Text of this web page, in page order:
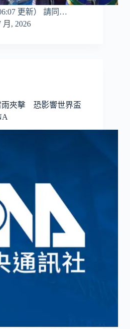
更新） 請同…
月, 2026
雨夾擊 恐影響世界盃